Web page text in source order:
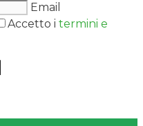
Email
Accetto i termini e